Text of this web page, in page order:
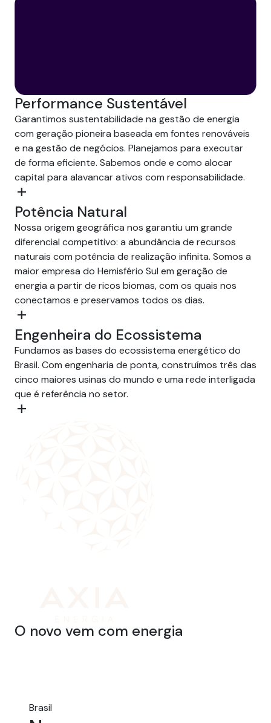
Performance Sustentável
Garantimos sustentabilidade na gestão de energia
com geração pioneira baseada em fontes renováveis
e na gestão de negócios. Planejamos para executar
de forma eficiente. Sabemos onde e como alocar
capital para alavancar ativos com responsabilidade.
add
Potência Natural
Nossa origem geográfica nos garantiu um grande
diferencial competitivo: a abundância de recursos
naturais com potência de realização infinita. Somos a
maior empresa do Hemisfério Sul em geração de
energia a partir de ricos biomas, com os quais nos
conectamos e preservamos todos os dias.
add
Engenheira do Ecossistema
Fundamos as bases do ecossistema energético do
Brasil. Com engenharia de ponta, construímos três das
cinco maiores usinas do mundo e uma rede interligada
que é referência no setor.
add
O novo vem com energia
Brasil